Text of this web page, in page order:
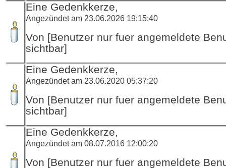
Eine Gedenkkerze,
Angezündet am 23.06.2026 19:15:40
Von [Benutzer nur fuer angemeldete
sichtbar]
Eine Gedenkkerze,
Angezündet am 23.06.2020 05:37:20
Von [Benutzer nur fuer angemeldete
sichtbar]
Eine Gedenkkerze,
Angezündet am 08.07.2016 12:00:20
Von [Benutzer nur fuer angemeldete